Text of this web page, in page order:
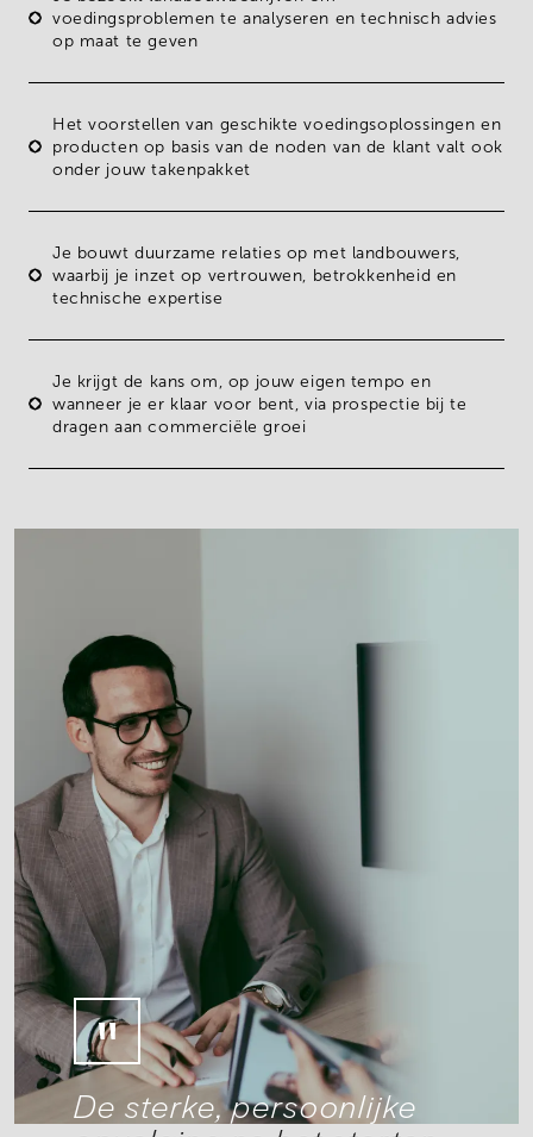
voedingsproblemen te analyseren en technisch advies
op maat te geven
Het voorstellen van geschikte voedingsoplossingenen
producten op basis van de noden van de klant valt ook
onder jouw takenpakket
Je bouwt duurzame relaties op met landbouwers,
waarbij je inzet op vertrouwen, betrokkenheid en
technische expertise
Je krijgt de kans om, op jouw eigen tempo en
wanneer je er klaar voor bent, via prospectie bij te
dragen aancommerciële groei
De sterke, persoonlijke